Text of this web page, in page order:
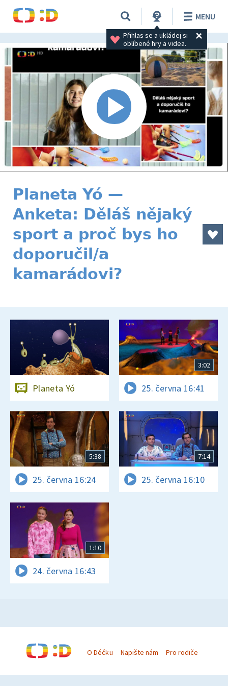
Přihlas se a ukládej si
oblíbené hry a videa.
MENU
Planeta Yó —
Anketa: Děláš nějaký
sport a proč bys ho
doporučil/a
kamarádovi?
Planeta Yó
3:02
25. června 16:41
5:38
25. června 16:24
7:14
25. června 16:10
1:10
24. června 16:43
O Déčku Napište nám Pro rodiče